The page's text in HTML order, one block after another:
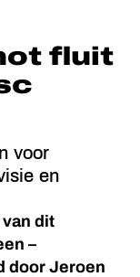
SC HEERENVEEN
fluit
voor
en
dit
–
door Jeroen